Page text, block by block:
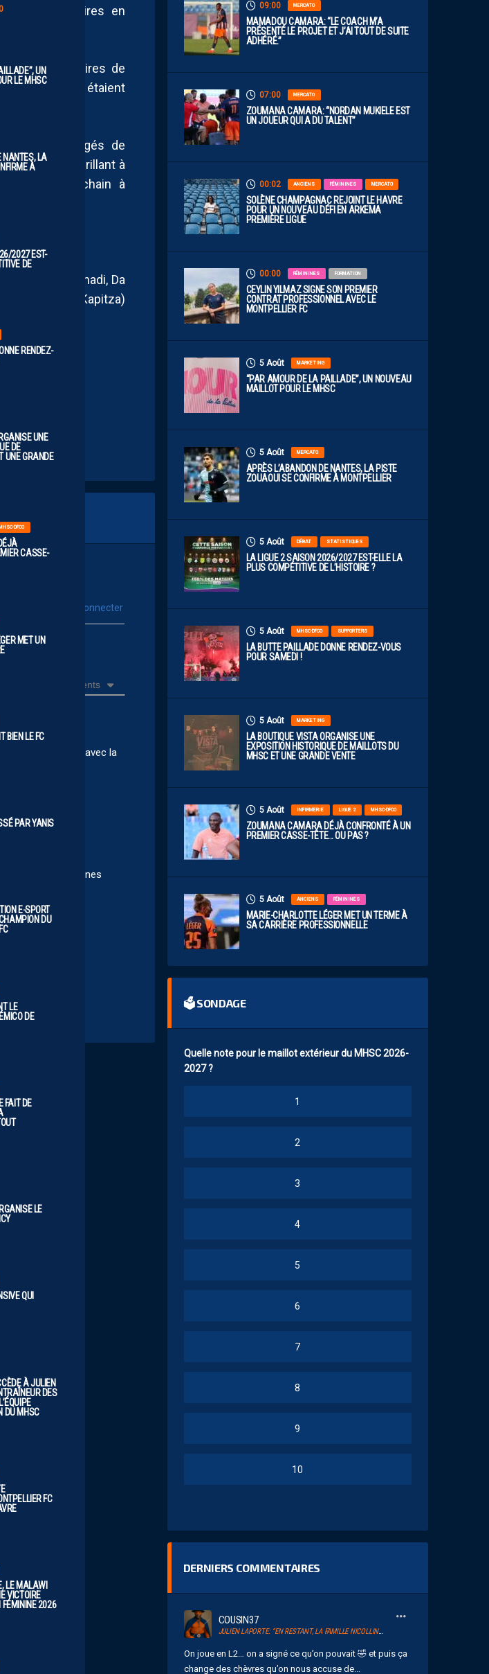
UN
LE MHSC
NANTES, LA
À
2027 EST-
DE
RENDEZ-
UNE
DE
UNE GRANDE
DFCO
CASSE-
MET UN
BIEN LE FC
PAR YANIS
E-SPORT
DU
LE
DE
FAIT DE
LE
QUI
À JULIEN
DES
DU MHSC
FC
LE MALAWI
VICTOIRE
FÉMININE 2026
supplémentaires en
les pensionnaires de
et Guéguin, étaient
Baptiste.
les protégés de
redonner du brillant à
samedi prochain à
Ebener – Zeghadi, Da
Ngando (Kapitza)
vous connecter
Récents
ben il joue avec la
!!!Plusieurs jeunes
!!!
09:00 MERCATO
MAMADOU CAMARA: “LE COACH M’A
PRÉSENTÉ LE PROJET ET J’AI TOUT DE SUITE
ADHÉRÉ.”
07:00 MERCATO
ZOUMANA CAMARA: “NORDAN MUKIELE EST
UN JOUEUR QUI A DU TALENT”
00:02 ANCIENS FÉMININES MERCATO
SOLÈNE CHAMPAGNAC REJOINT LE HAVRE
POUR UN NOUVEAU DÉFI EN ARKEMA
PREMIÈRE LIGUE
00:00 FÉMININES FORMATION
CEYLIN YILMAZ SIGNE SON PREMIER
CONTRAT PROFESSIONNEL AVEC LE
MONTPELLIER FC
5 Août MARKETING
“PAR AMOUR DE LA PAILLADE”, UN NOUVEAU
MAILLOT POUR LE MHSC
5 Août MERCATO
APRÈS L’ABANDON DE NANTES, LA PISTE
ZOUAOUI SE CONFIRME À MONTPELLIER
5 Août DÉBAT STATISTIQUES
LA LIGUE 2 SAISON 2026/2027 EST-ELLE LA
PLUS COMPÉTITIVE DE L’HISTOIRE ?
5 Août MHSC-DFCO SUPPORTERS
LA BUTTE PAILLADE DONNE RENDEZ-VOUS
POUR SAMEDI !
5 Août MARKETING
LA BOUTIQUE VISTA ORGANISE UNE
EXPOSITION HISTORIQUE DE MAILLOTS DU
MHSC ET UNE GRANDE VENTE
5 Août INFIRMERIE LIGUE 2 MHSC-DFCO
ZOUMANA CAMARA DÉJÀ CONFRONTÉ À UN
PREMIER CASSE-TÊTE… OU PAS ?
5 Août ANCIENS FÉMININES
MARIE-CHARLOTTE LÉGER MET UN TERME À
SA CARRIÈRE PROFESSIONNELLE
🗳 SONDAGE
Quelle note pour le maillot extérieur du MHSC 2026-
2027 ?
1
2
3
4
5
6
7
8
9
10
DERNIERS COMMENTAIRES
COUSIN37
JULIEN LAPORTE: “EN RESTANT, LA FAMILLE NICOLLIN A RAMENÉ UN ÉLAN AU CLUB.”
On joue en L2… on a signé ce qu’on pouvait 🤣 et puis ça
change des chèvres qu’on nous accuse de...